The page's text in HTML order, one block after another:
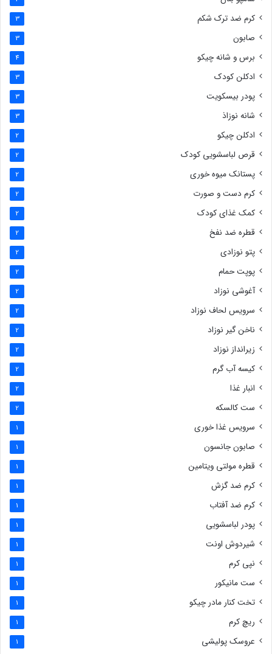
کرم ضد ترک شکم 3
صابون 3
برس و شانه چیکو 4
ادکلن کودک 3
پودر بیسکویت 3
شانه نوزاذ 3
ادکلن چیکو 2
قرص لباسشویی کودک 2
پستانک میوه خوری 2
کرم دست و صورت 2
کمک غذای کودک 2
قطره ضد نفخ 2
پتو نوزادی 2
پوپت حمام 2
آغوشی نوزاد 2
سرویس لحاف نوزاد 2
ناخن گیر نوزاد 2
زیرانداز نوزاد 2
کیسه آب گرم 2
انبار غذا 2
ست کالسکه 2
سرویس غذا خوری 1
صابون جانسون 1
قطره مولتی ویتامین 1
کرم ضد گزش 1
کرم ضد آفتاب 1
پودر لباسشویی 1
شیردوش اونت 1
نپی کرم 1
ست مانیکور 1
تخت کنار مادر چیکو 1
ریچ کرم 1
عروسک پولیشی 1